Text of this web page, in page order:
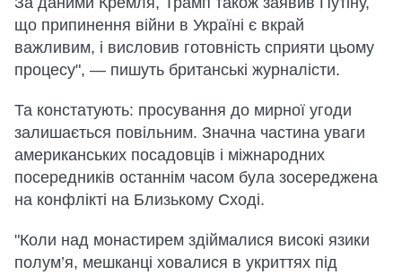
що припинення війни в Україні є вкрай
важливим, і висловив готовність сприяти цьому
процесу", — пишуть британські журналісти.
Та констатують: просування до мирної угоди
залишається повільним. Значна частина уваги
американських посадовців і міжнародних
посередників останнім часом була зосереджена
на конфлікті на Близькому Сході.
"Коли над монастирем здіймалися високі язики
полум’я, мешканці ховалися в укриттях під